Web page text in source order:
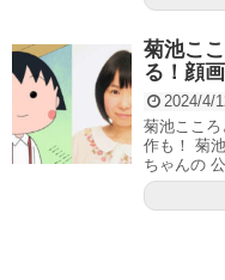
菊池こ
る！顔
2024/4/
菊池ここ
作も！ 菊
ちゃんの